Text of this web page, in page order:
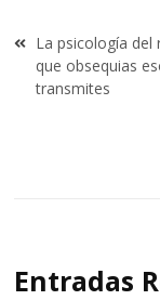
Navegación
de
entradas
La psicología del
que obsequias
transmites
Entradas